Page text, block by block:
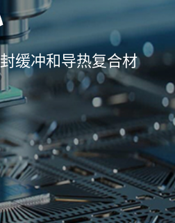
缓冲和导热复合材